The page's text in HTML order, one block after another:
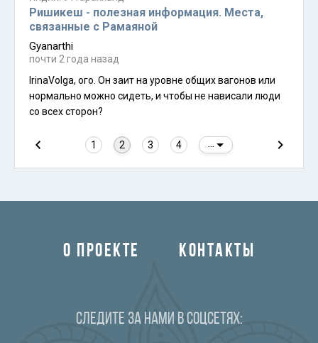
Ришикеш - полезная информация. Места,
связанные с Рамаяной
Gyanarthi
почти 2 года назад
IrinaVolga, ого. Он заит на уровне общих вагонов или
нормально можно сидеть, и чтобы не нависали люди
со всех сторон?
1 2 3 4
О ПРОЕКТЕ КОНТАКТЫ
Следите за нами в соцсетях: